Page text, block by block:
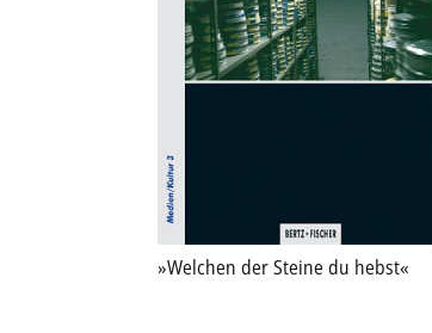
»Welchen der Steine du hebst«